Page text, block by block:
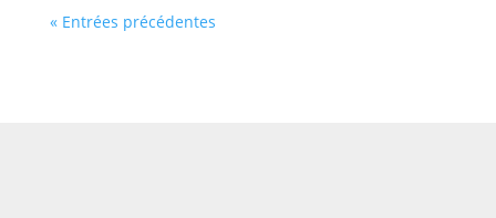
« Entrées précédentes